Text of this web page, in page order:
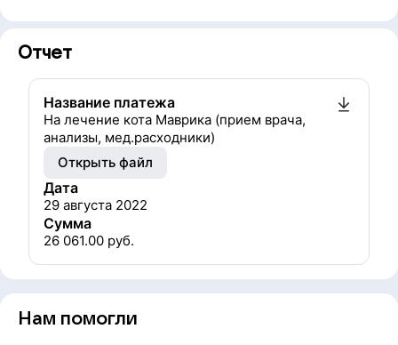
Отчет
Название платежа
На лечение кота Маврика (прием врача,
анализы, мед.расходники)
Открыть файл
Дата
29 августа 2022
Сумма
26 061.00 руб.
Нам помогли